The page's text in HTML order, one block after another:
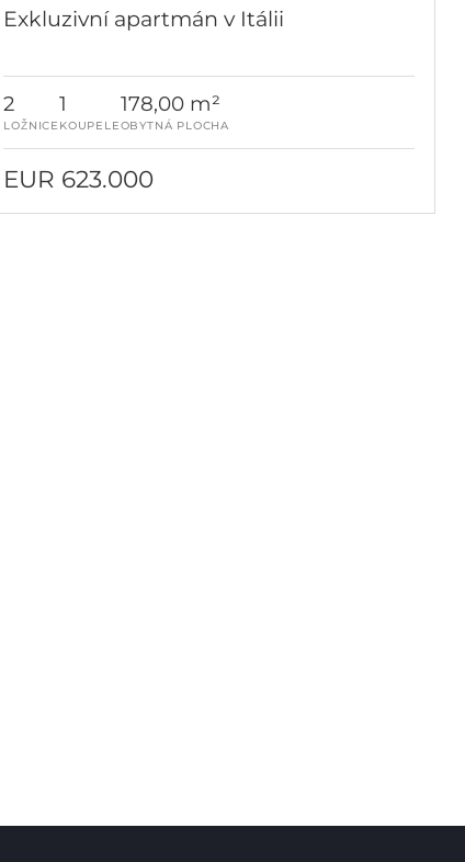
Exkluzivní apartmán v Itálii
2
LOŽNICE
1
KOUPELE
178,00 m²
OBYTNÁ PLOCHA
EUR 623.000